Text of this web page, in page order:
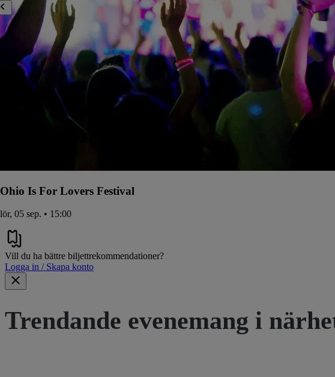
Ohio Is For Lovers Festival
lör, 05 sep. • 15:00
Vill du ha bättre biljettrekommendationer?
Logga in / Skapa konto
Trendande evenemang i